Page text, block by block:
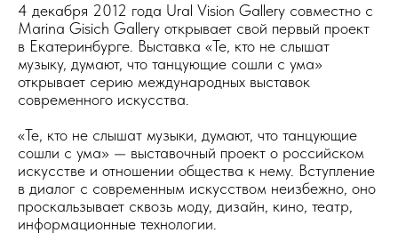
4 декабря 2012 года Ural Vision Gallery совместно с
Marina Gisich Gallery открывает свой первый проект
в Екатеринбурге. Выставка «Те, кто не слышат
музыку, думают, что танцующие сошли с ума»
открывает серию международных выставок
современного искусства.
«Те, кто не слышат музыки, думают, что танцующие
сошли с ума» — выставочный проект о российском
искусстве и отношении общества к нему. Вступление
в диалог с современным искусством неизбежно, оно
проскальзывает сквозь моду, дизайн, кино, театр,
информационные технологии.